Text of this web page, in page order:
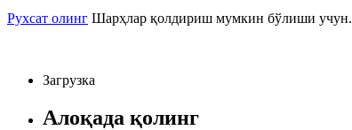
Рухсат олинг Шарҳлар қолдириш мумкин бўлиши учун.
Загрузка
Алоқада қолинг